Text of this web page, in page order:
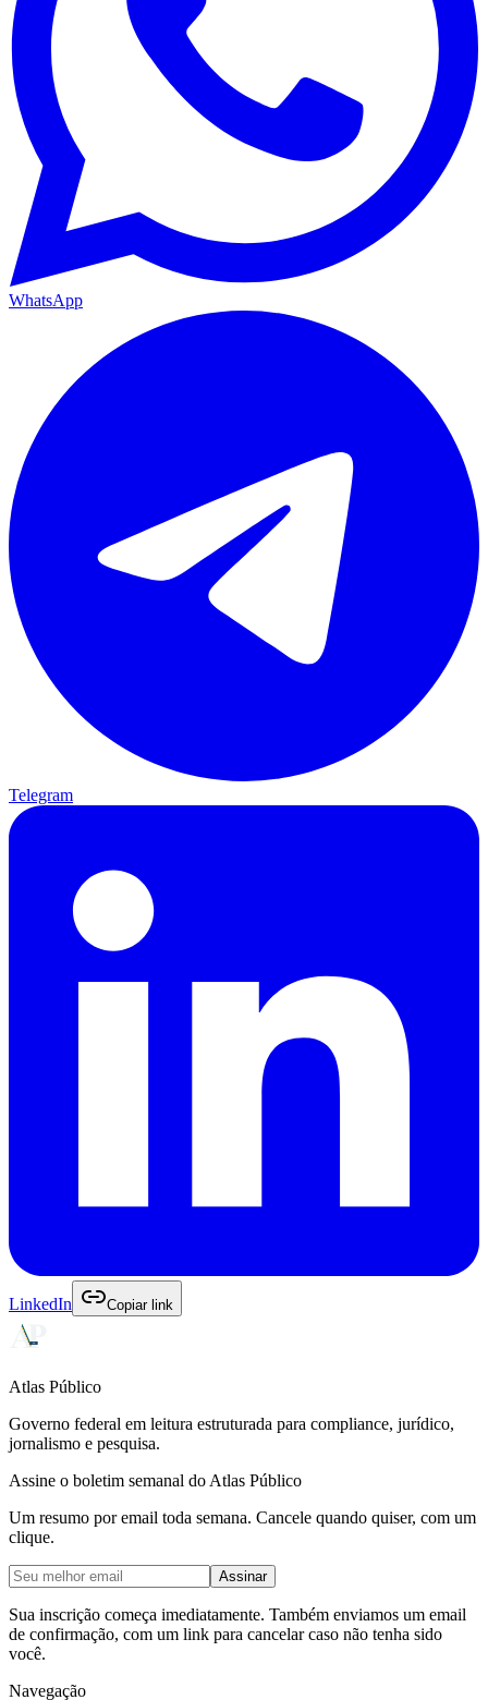
WhatsApp
Telegram
LinkedIn Copiar link
Atlas Público
Governo federal em leitura estruturada para compliance, jurídico,
jornalismo e pesquisa.
Assine o boletim semanal do Atlas Público
Um resumo por email toda semana. Cancele quando quiser, com um
clique.
Assinar
Sua inscrição começa imediatamente. Também enviamos um email
de confirmação, com um link para cancelar caso não tenha sido
você.
Navegação